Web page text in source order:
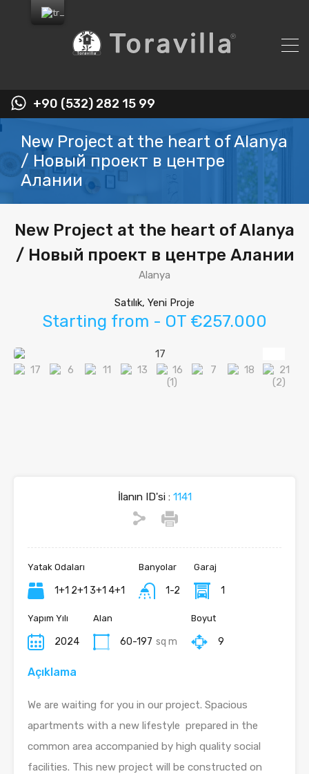
+90 (532) 282 15 99
New Project at the heart of Alanya
/ Новый проект в центре
Алании
New Project at the heart of Alanya
/ Новый проект в центре Алании
Alanya
Satılık, Yeni Proje
Starting from - OT €257.000
İlanın ID'si :1141
Yatak Odaları
1+1 2+1 3+1 4+1
Banyolar
1-2
Garaj
1
Yapım Yılı
2024
Alan
60-197 sq m
Boyut
9
Açıklama
We are waiting for you in our project. Spacious
apartments with a new lifestyle prepared in the
common area accompanied by high quality social
facilities. This new project will be constructed on